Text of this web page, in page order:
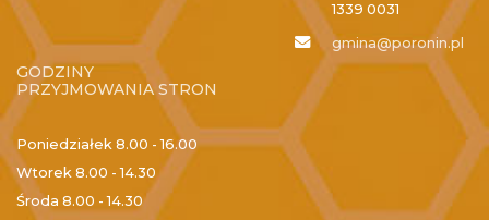
1339 0031
gmina@poronin.pl
GODZINY
PRZYJMOWANIA STRON
Poniedziałek 8.00 - 16.00
Wtorek 8.00 - 14.30
Środa 8.00 - 14.30